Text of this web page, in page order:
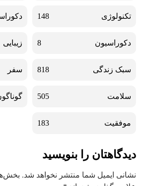
تکنولوژی 148
دکوراسیون 8 زیبایی
سبک زندگی 818 سفر
سلامت 505
موفقیت 183
دیدگاهتان را بنویسید
نشانی ایمیل شما منتشر نخواهد شد.